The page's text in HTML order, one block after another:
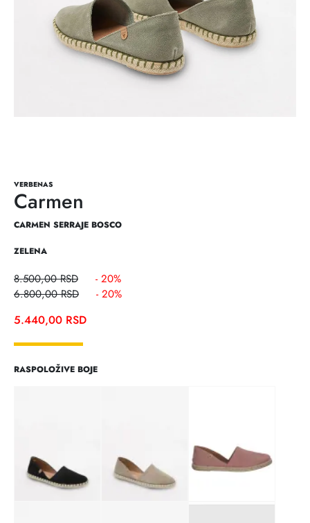
VERBENAS
Carmen
CARMEN SERRAJE BOSCO
ZELENA
8.500,00RSD
- 20%
6.800,00RSD - 20%
5.440,00 RSD
RASPOLOŽIVE BOJE